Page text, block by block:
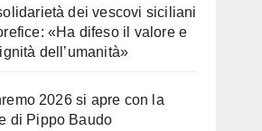
dei vescovi siciliani
«Ha difeso il valore e
dell’umanità»
2026 si apre con la
di Pippo Baudo